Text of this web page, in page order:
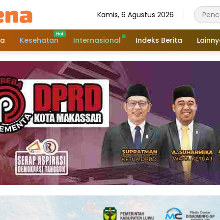
Kamis, 6 Agustus 2026
Kesehatan Internasional Indeks Berita